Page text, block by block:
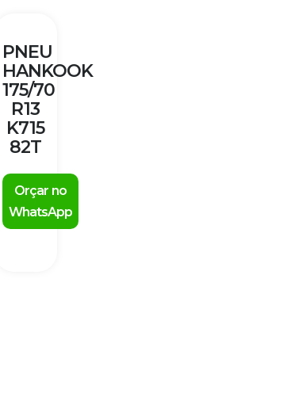
PNEU
HANKOOK
175/70
R13
K715
82T
Orçar no
WhatsApp